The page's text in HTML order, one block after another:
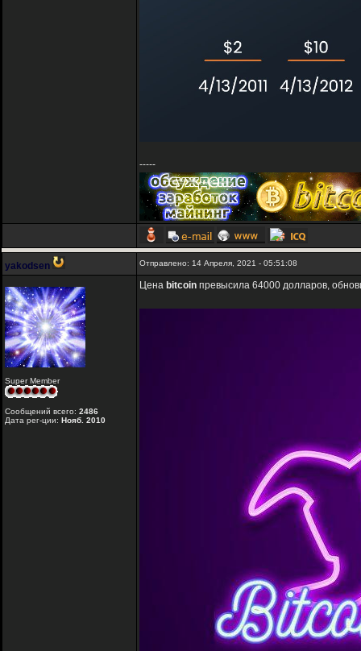
-----
yakodsen Отправлено: 14 Апреля, 2021 - 05:51:08
Super Member
Сообщений всего: 2486
Дата рег-ции: Нояб. 2010
Цена bitcoin превысила 64000 долларов,